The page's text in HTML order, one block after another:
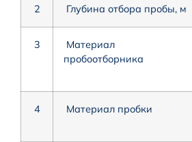
2 Глубина отбора пробы, м
3
Материал
пробоотборника
4 Материал пробки